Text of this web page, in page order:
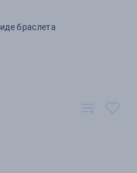
браслета